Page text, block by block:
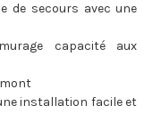
de secours avec une
capacité aux
installation facile et